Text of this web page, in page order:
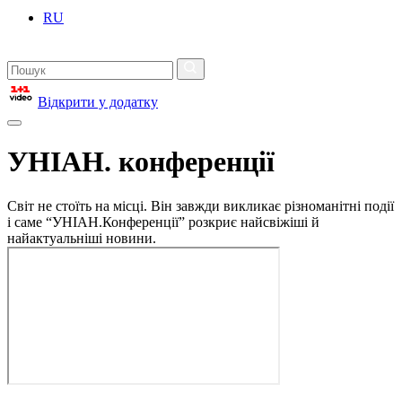
RU
Відкрити у додатку
УНІАН. конференції
Світ не стоїть на місці. Він завжди викликає різноманітні події
і саме “УНІАН.Конференції” розкриє найсвіжіші й
найактуальніші новини.